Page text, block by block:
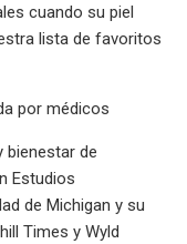
cuando su piel
lista de favoritos
por médicos
bienestar de
Estudios
de Michigan y su
Times y Wyld